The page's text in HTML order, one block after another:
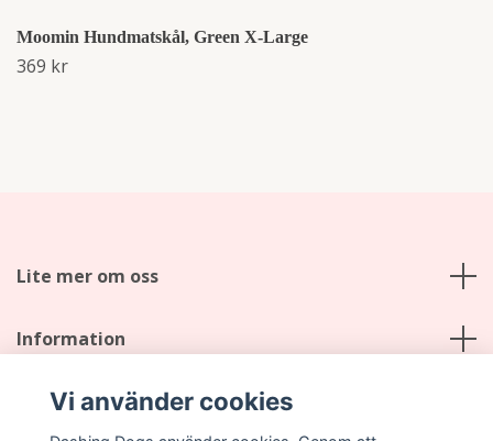
Moomin Hundmatskål, Green X-Large
369 kr
Lite mer om oss
Information
Sociala medier
Vi använder cookies